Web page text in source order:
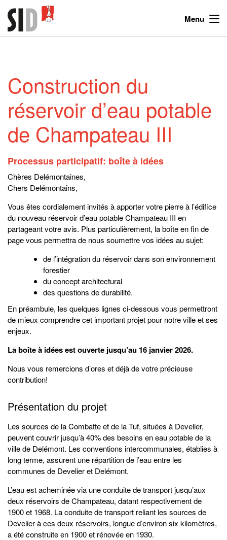
Menu
Construction du
réservoir d’eau potable
de Champateau III
Processus participatif: boîte à idées
Chères Delémontaines,
Chers Delémontains,
Vous êtes cordialement invités à apporter votre pierre à l’édifice
du nouveau réservoir d’eau potable Champateau III en
partageant votre avis. Plus particulièrement, la boîte en fin de
page vous permettra de nous soumettre vos idées au sujet:
de l’intégration du réservoir dans son environnement
forestier
du concept architectural
des questions de durabilité.
En préambule, les quelques lignes ci-dessous vous permettront
de mieux comprendre cet important projet pour notre ville et ses
enjeux.
La boîte à idées est ouverte jusqu’au 16 janvier 2026.
Nous vous remercions d’ores et déjà de votre précieuse
contribution!
Présentation du projet
Les sources de la Combatte et de la Tuf, situées à Develier,
peuvent couvrir jusqu’à 40% des besoins en eau potable de la
ville de Delémont. Les conventions intercommunales, établies à
long terme, assurent une répartition de l’eau entre les
communes de Develier et Delémont.
L’eau est acheminée via une conduite de transport jusqu’aux
deux réservoirs de Champateau, datant respectivement de
1900 et 1968. La conduite de transport reliant les sources de
Develier à ces deux réservoirs, longue d’environ six kilomètres,
a été construite en 1900 et rénovée en 1930.